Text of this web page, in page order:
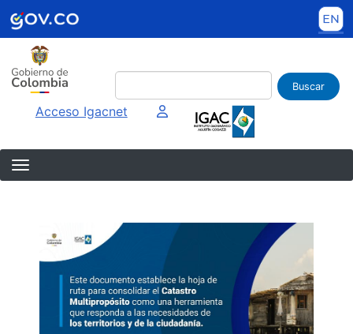
Pasar al contenido principal
Buscar
Acceso Igacnet Imagen interna